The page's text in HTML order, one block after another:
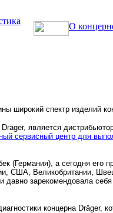
О
широкий спектр изделий
является
сервисный центр для
(Германия), а сегодня его
США, Великобритании,
зарекомендовала себя
концерна